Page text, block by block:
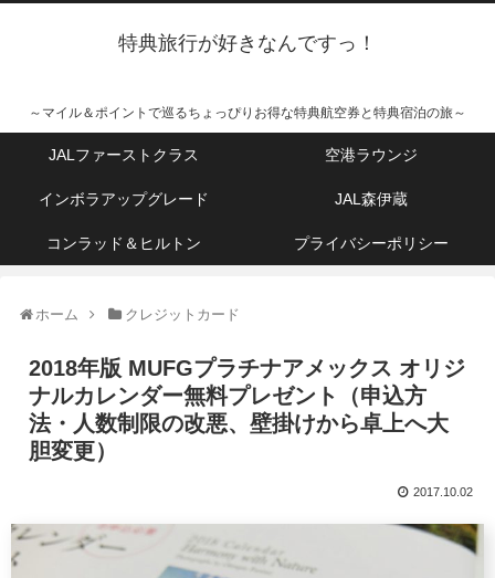
特典旅行が好きなんですっ！
～マイル＆ポイントで巡るちょっぴりお得な特典航空券と特典宿泊の旅～
JALファーストクラス 空港ラウンジ
インボラアップグレード JAL森伊蔵
コンラッド＆ヒルトン プライバシーポリシー
ホーム クレジットカード
2018年版 MUFGプラチナアメックス オリジ
ナルカレンダー無料プレゼント（申込方
法・人数制限の改悪、壁掛けから卓上へ大
胆変更）
2017.10.02